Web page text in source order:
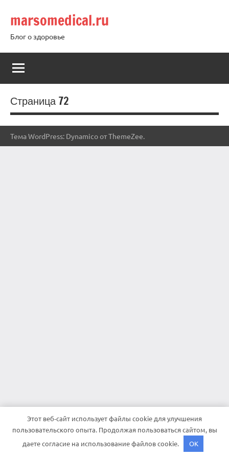
содержимому
marsomedical.ru
Блог о здоровье
Страница 72
Тема WordPress: Dynamico от ThemeZee.
Этот веб-сайт использует файлы cookie для улучшения
пользовательского опыта. Продолжая пользоваться сайтом, вы
даете согласие на использование файлов cookie.
OK